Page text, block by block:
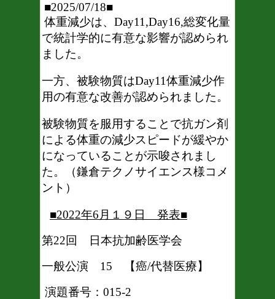
■2025/07/18■
体重減少は、Day11,Day16,総変化量
で統計学的に有意な影響が認められ
ました。
一方、被験物質はDay11体重減少作
用の有意な改善が認められました。
被験物質を服用することで抗ガン剤
による体重の減少スピードが緩やか
になっていることが示唆されまし
た。（鎌倉テクノサイエンス様コメ
ント）
■2022年6月１９日 発表■
第22回 日本抗加齢医学会
一般公演 15 【癌/代替医療】
演題番号：015-2